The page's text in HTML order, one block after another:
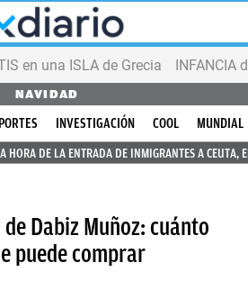
en una ISLA de Grecia INFANCIA
NAVIDAD
INVESTIGACIÓN COOL
MUNDIAL
HORA DE LA ENTRADA DE INMIGRANTES A CEUTA,
de Dabiz Muñoz: cuánto
puede comprar